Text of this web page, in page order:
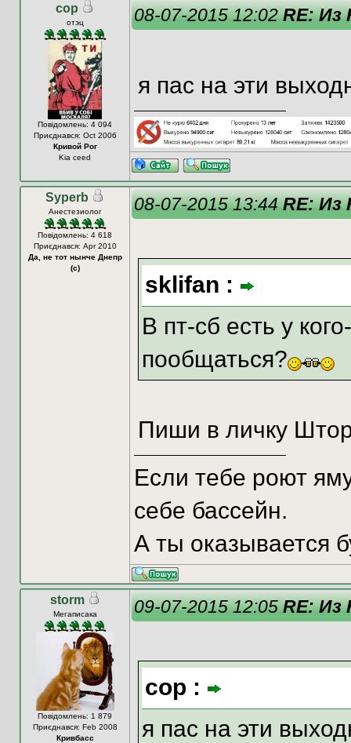
cop
отэц
Повідомлень: 4 094
Приєднався: Oct 2006
Кривой Рог
Kia ceed
08-07-2015 12:02RE: Из
я пас на эти
Syperb
Анестезиолог
Повідомлень: 4 618
Приєднався: Apr 2010
Да, не тот нынче Днепр
(с)
08-07-2015 13:44RE: Из
sklifan :
В пт-сб есть у
пообщаться?
Пиши в личку
Если тебе роют
себе бассейн.
А ты оказывается
storm
Мегаписака
Повідомлень: 1 879
Приєднався: Feb 2008
Кривбасс
09-07-2015 12:05RE: Из
cop :
я пас на эти